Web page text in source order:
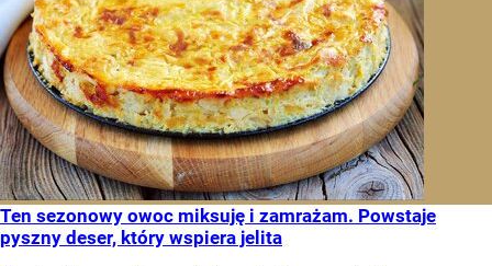
Ten sezonowy owoc miksuję i zamrażam. Powstaje
pyszny deser, który wspiera jelita